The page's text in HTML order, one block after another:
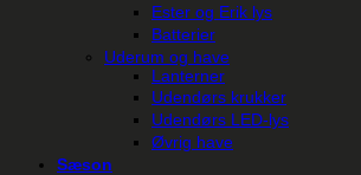
Ester og Erik lys
Batterier
Uderum og have
Lanterner
Udendørs krukker
Udendørs LED-lys
Øvrig have
Sæson